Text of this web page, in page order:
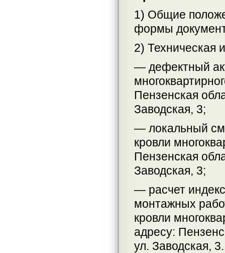
1) Общие
формы
2) Техническая
— дефектный
Пензенская
Заводская, 3;
— локальный
кровли
Пензенская
Заводская, 3;
— расчет
монтажных
кровли
адресу:
ул. Заводская, 3.